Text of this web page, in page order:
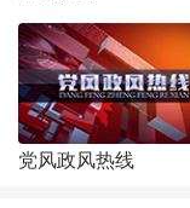
党风政风热线